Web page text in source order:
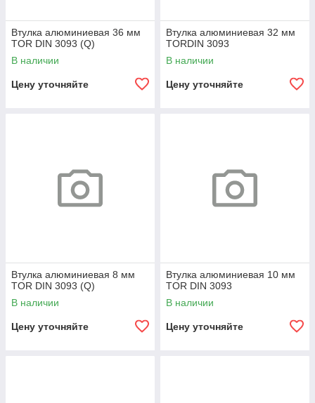
Втулка алюминиевая 36 мм
TOR DIN 3093 (Q)
В наличии
Цену уточняйте
Втулка алюминиевая 32 мм
TORDIN 3093
В наличии
Цену уточняйте
Втулка алюминиевая 8 мм
TOR DIN 3093 (Q)
В наличии
Цену уточняйте
Втулка алюминиевая 10 мм
TOR DIN 3093
В наличии
Цену уточняйте